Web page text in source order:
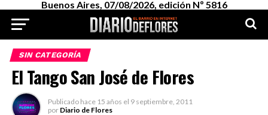
Buenos Aires, 07/08/2026, edición Nº 5816
SIN CATEGORÍA
El Tango San José de Flores
Publicado hace 15 años el 9 septiembre, 2011
por Diario de Flores